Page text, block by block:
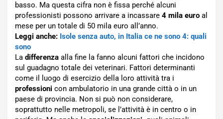
basso. Ma questa cifra non è fissa perché alcuni
professionisti possono arrivare a incassare 4 mila euro al
mese per un totale di 50 mila euro all’anno.
Leggi anche: Isole senza auto, in Italia ce ne sono 4: quali
sono
La differenza alla fine la fanno alcuni fattori che incidono
sul guadagno totale dei veterinari. Fattori determinanti
come il luogo di esercizio della loro attività tra i
professioni con ambulatorio in una grande città o in un
paese di provincia. Non si può non considerare,
soprattutto nelle metropoli, se l’attività è in centro o in